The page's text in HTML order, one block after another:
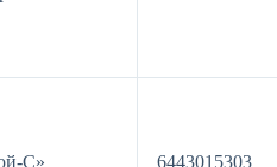
С» 6443015303